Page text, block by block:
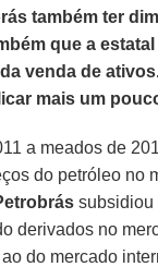
também ter
que a
venda de
mais um
a meados de
do petróleo no
subsidiou
derivados no
do mercado